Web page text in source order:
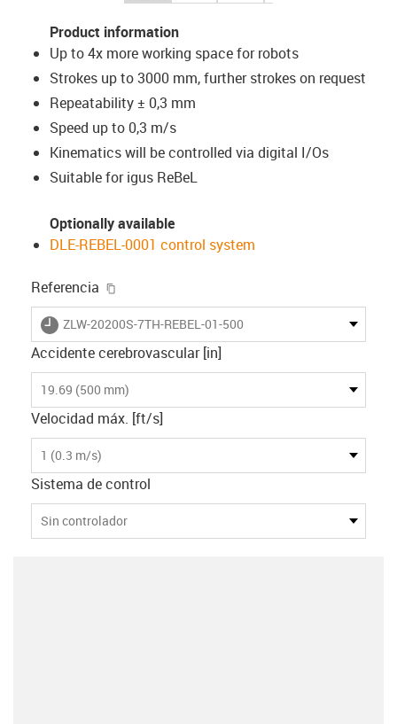
Product information
Up to 4x more working space for robots
Strokes up to 3000 mm, further strokes on request
Repeatability ± 0,3 mm
Speed up to 0,3 m/s
Kinematics will be controlled via digital I/Os
Suitable for igus ReBeL
Optionally available
DLE-REBEL-0001 control system
Referencia
igus-icon-lieferzeit
ZLW-20200S-7TH-REBEL-01-500
Accidente cerebrovascular [in]
19.69 (500 mm)
Velocidad máx. [ft/s]
1 (0.3 m/s)
Sistema de control
Sin controlador